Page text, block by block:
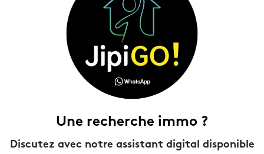
Une recherche immo ?
Discutez avec notre assistant digital disponible